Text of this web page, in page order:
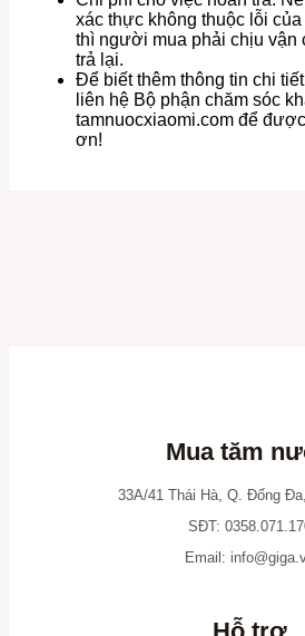
xác thực không thuộc lỗi
thì người mua phải chịu vận
trả lại.
Để biết thêm thông tin chi
liên hệ Bộ phận chăm sóc
tamnuocxiaomi.com để
ơn!
Mua tăm
33A/41 Thái Hà, Q. Đống
SĐT:
Email: